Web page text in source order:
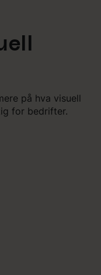
på hva visuell
for bedrifter.